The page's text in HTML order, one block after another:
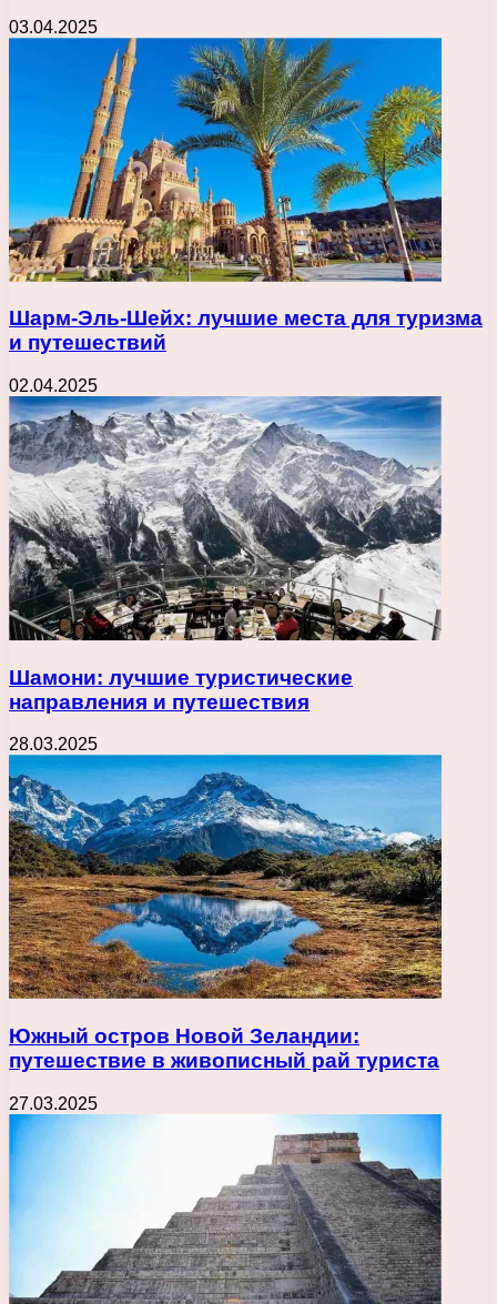
03.04.2025
Шарм-Эль-Шейх: лучшие места для туризма
и путешествий
02.04.2025
Шамони: лучшие туристические
направления и путешествия
28.03.2025
Южный остров Новой Зеландии:
путешествие в живописный рай туриста
27.03.2025